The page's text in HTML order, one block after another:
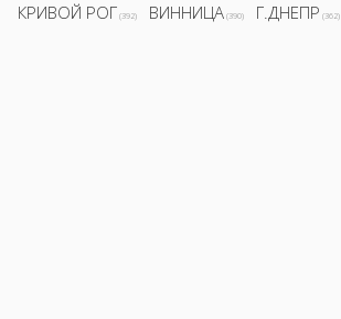
КРИВОЙ РОГ (392) ВИННИЦА (390) Г.ДНЕПР (362)